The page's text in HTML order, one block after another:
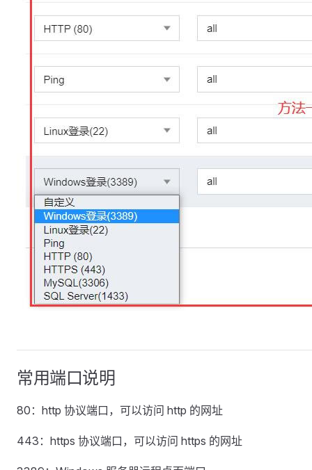
常用端口说明
80：http 协议端口，可以访问 http 的网址
443：https 协议端口，可以访问 https 的网址